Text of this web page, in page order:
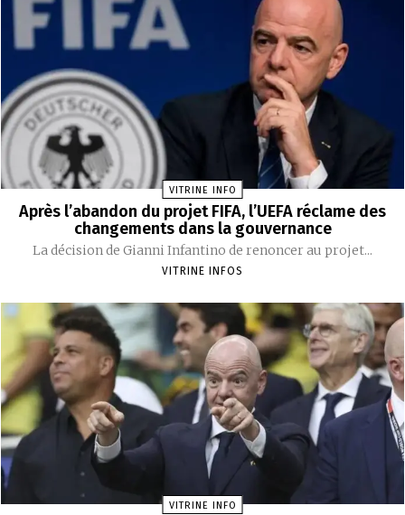
VITRINE INFO
Après l’abandon du projet FIFA, l’UEFA réclame des
changements dans la gouvernance
La décision de Gianni Infantino de renoncer au projet...
VITRINE INFOS
VITRINE INFO